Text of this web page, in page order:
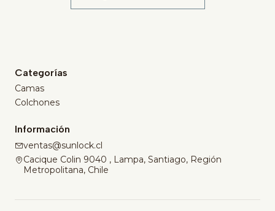
Categorías
Camas
Colchones
Información
ventas@sunlock.cl
Cacique Colin 9040 , Lampa, Santiago, Región
Metropolitana, Chile